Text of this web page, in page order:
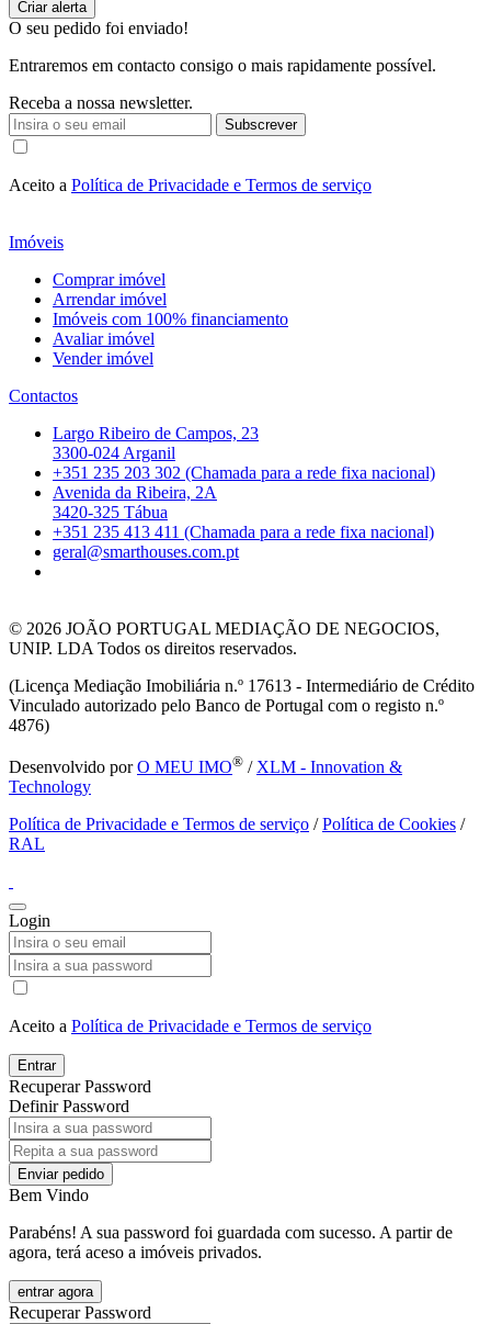
O seu pedido foi enviado!
Entraremos em contacto consigo o mais rapidamente possível.
Receba a nossa newsletter.
Subscrever
Aceito a Política de Privacidade e Termos de serviço
Imóveis
Comprar imóvel
Arrendar imóvel
Imóveis com 100% financiamento
Avaliar imóvel
Vender imóvel
Contactos
Largo Ribeiro de Campos, 23
3300-024 Arganil
+351 235 203 302 (Chamada para a rede fixa nacional)
Avenida da Ribeira, 2A
3420-325 Tábua
+351 235 413 411 (Chamada para a rede fixa nacional)
geral@smarthouses.com.pt
© 2026 JOÃO PORTUGAL MEDIAÇÃO DE NEGOCIOS,
UNIP. LDA Todos os direitos reservados.
(Licença Mediação Imobiliária n.º 17613 - Intermediário de Crédito
Vinculado autorizado pelo Banco de Portugal com o registo n.º
4876)
Desenvolvido porO MEU IMO® / XLM - Innovation &
Technology
Política de Privacidade e Termos de serviço /Política de Cookies /
RAL
Login
Aceito a Política de Privacidade e Termos de serviço
Entrar
Recuperar Password
Definir Password
Enviar pedido
Bem Vindo
Parabéns! A sua password foi guardada com sucesso. A partir de
agora, terá aceso a imóveis privados.
entrar agora
Recuperar Password